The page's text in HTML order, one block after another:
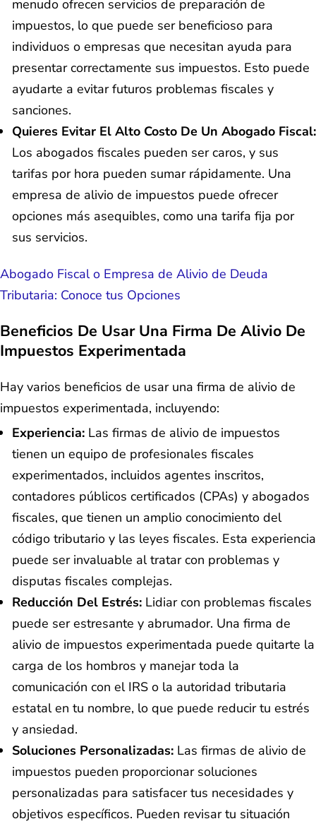
menudo ofrecen servicios de preparación de
impuestos, lo que puede ser beneficioso para
individuos o empresas que necesitan ayuda para
presentar correctamente sus impuestos. Esto puede
ayudarte a evitar futuros problemas fiscales y
sanciones.
Quieres Evitar El Alto Costo De Un Abogado Fiscal:
Los abogados fiscales pueden ser caros, y sus
tarifas por hora pueden sumar rápidamente. Una
empresa de alivio de impuestos puede ofrecer
opciones más asequibles, como una tarifa fija por
sus servicios.
Abogado Fiscal o Empresa de Alivio de Deuda
Tributaria: Conoce tus Opciones
Beneficios De Usar Una Firma De Alivio De
Impuestos Experimentada
Hay varios beneficios de usar una firma de alivio de
impuestos experimentada, incluyendo:
Experiencia: Las firmas de alivio de impuestos
tienen un equipo de profesionales fiscales
experimentados, incluidos agentes inscritos,
contadores públicos certificados (CPAs) y abogados
fiscales, que tienen un amplio conocimiento del
código tributario y las leyes fiscales. Esta experiencia
puede ser invaluable al tratar con problemas y
disputas fiscales complejas.
Reducción Del Estrés: Lidiar con problemas fiscales
puede ser estresante y abrumador. Una firma de
alivio de impuestos experimentada puede quitarte la
carga de los hombros y manejar toda la
comunicación con el IRS o la autoridad tributaria
estatal en tu nombre, lo que puede reducir tu estrés
y ansiedad.
Soluciones Personalizadas: Las firmas de alivio de
impuestos pueden proporcionar soluciones
personalizadas para satisfacer tus necesidades y
objetivos específicos. Pueden revisar tu situación